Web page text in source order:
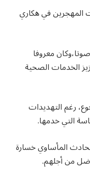
المهجرين في هكاري
وذلك بعد أن حصل على أكثر من 5742 صوتا،وكان معروفا
الخدمات الصحية
رغم التهديدات
التي خدمها.
المأساوي خسارة
من أجلهم.